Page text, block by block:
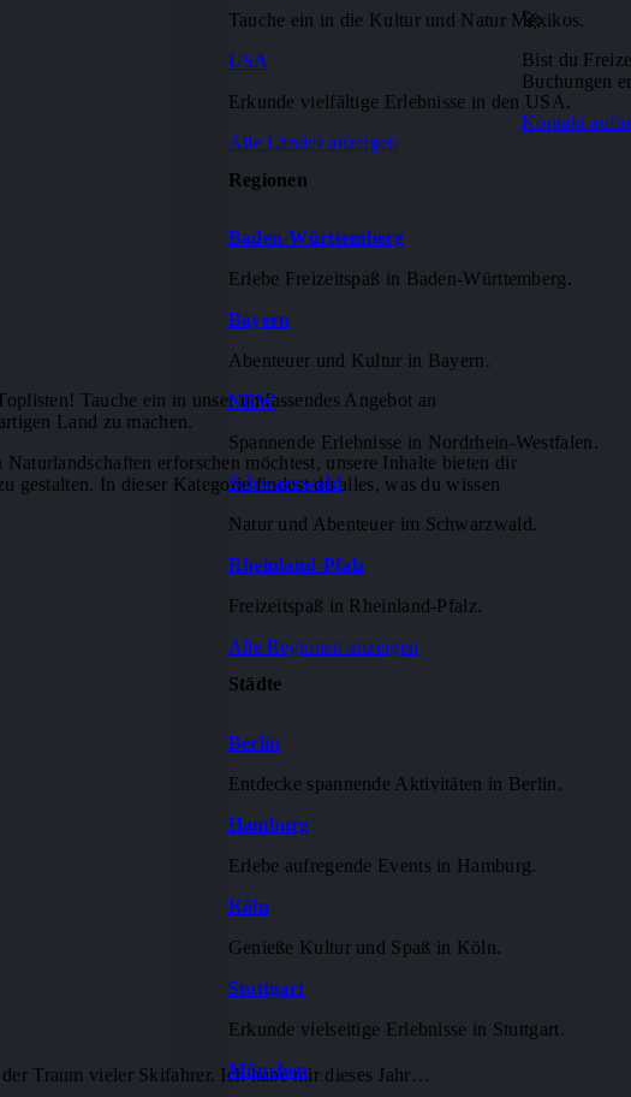
Tauche ein in die Kultur und Natur Mexikos.
USA
Erkunde vielfältige Erlebnisse in den USA.
Alle Länder anzeigen
Regionen
Baden-Württemberg
Erlebe Freizeitspaß in Baden-Württemberg.
Bayern
Abenteuer und Kultur in Bayern.
NRW
Spannende Erlebnisse in Nordrhein-Westfalen.
Schwarzwald
Natur und Abenteuer im Schwarzwald.
Rheinland-Pfalz
Freizeitspaß in Rheinland-Pfalz.
Alle Regionen anzeigen
Städte
Berlin
Entdecke spannende Aktivitäten in Berlin.
Hamburg
Erlebe aufregende Events in Hamburg.
Köln
Genieße Kultur und Spaß in Köln.
Stuttgart
Erkunde vielseitige Erlebnisse in Stuttgart.
München
Tauche ein in unser umfassendes Angebot an
Land zu machen.
erforschen möchtest, unsere Inhalte bieten dir
gestalten. In dieser Kategorie findest du alles, was du wissen
Traum vieler Skifahrer. Ich habe mir dieses Jahr…
🚀
Bist du
Buchungen
Kontakt